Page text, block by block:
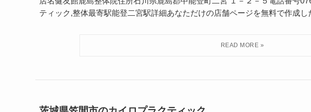
ティック,整体最寄駅能登二宮駅詳細あなただけの店舗ページを無料で作成し